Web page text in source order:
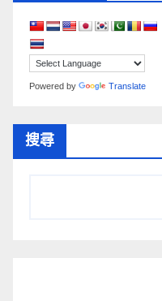
Powered by Translate
搜尋